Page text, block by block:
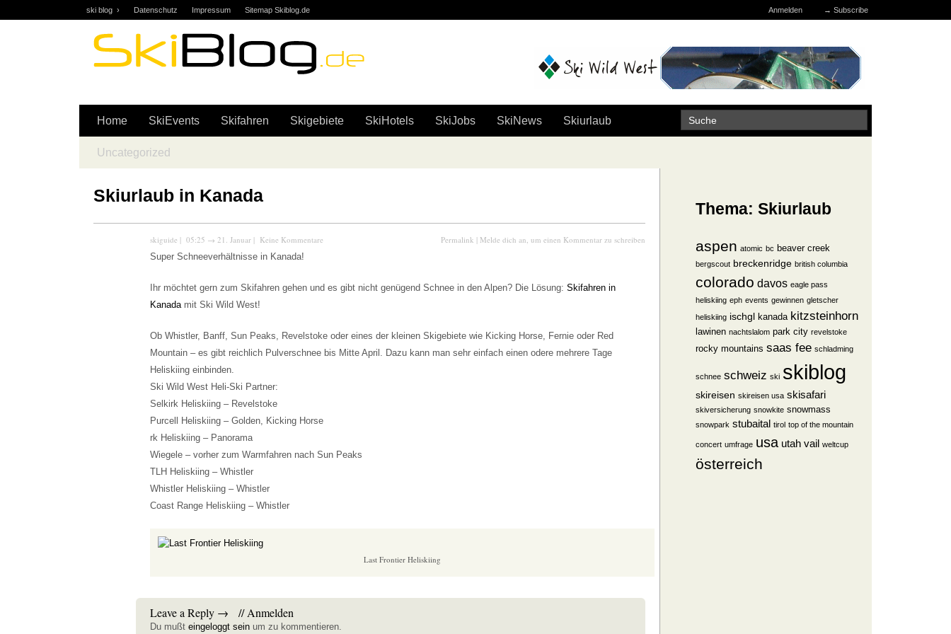
ski blog › Datenschutz Impressum Sitemap Skiblog.de Anmelden → Subscribe
Home SkiEvents Skifahren Skigebiete SkiHotels SkiJobs SkiNews Skiurlaub
Uncategorized
Skiurlaub in Kanada
skiguide | 05:25 → 21. Januar | Keine Kommentare Permalink | Melde dich an, um einen Kommentar zu schreiben
Super Schneeverhältnisse in Kanada!
Ihr möchtet gern zum Skifahren gehen und es gibt nicht genügend Schnee in den Alpen? Die Lösung: Skifahren in
Kanadamit Ski Wild West!
Ob Whistler, Banff, Sun Peaks, Revelstoke oder eines der kleinen Skigebiete wie Kicking Horse, Fernie oder Red
Mountain – es gibt reichlich Pulverschnee bis Mitte April. Dazu kann man sehr einfach einen odere mehrere Tage
Heliskiing einbinden.
Ski Wild West Heli-Ski Partner:
Selkirk Heliskiing – Revelstoke
Purcell Heliskiing – Golden, Kicking Horse
rk Heliskiing – Panorama
Wiegele – vorher zum Warmfahren nach Sun Peaks
TLH Heliskiing – Whistler
Whistler Heliskiing – Whistler
Coast Range Heliskiing – Whistler
Last Frontier Heliskiing
Leave a Reply → //Anmelden
Du mußt eingeloggt sein um zu kommentieren.
Thema: Skiurlaub
aspen atomic bc beaver creek
bergscout breckenridge british columbia
colorado davos eagle pass
heliskiing eph events gewinnen gletscher
heliskiing ischgl kanada kitzsteinhorn
lawinen nachtslalom park city revelstoke
rocky mountains saas fee schladming
schnee schweiz ski skiblog
skireisen skireisen usa skisafari
skiversicherung snowkite snowmass
snowpark stubaital tirol top of the mountain
concert umfrage usa utah vail weltcup
österreich